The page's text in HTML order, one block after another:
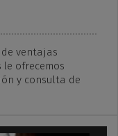
ventajas
le ofrecemos
y consulta de